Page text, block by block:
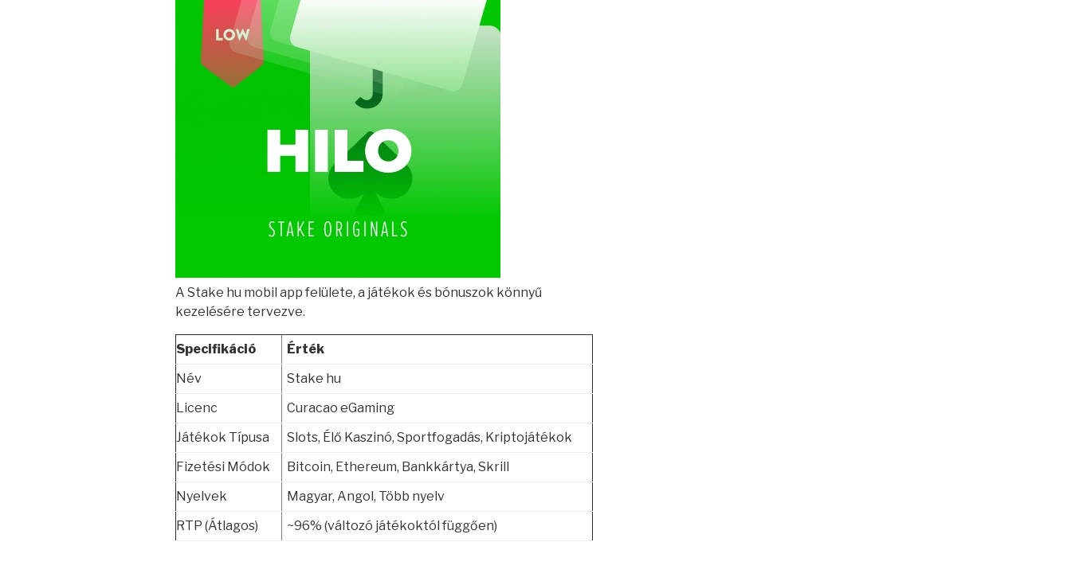
A Stake hu mobil app felülete, a játékok és bónuszok könnyű
kezelésére tervezve.
Specifikáció
Érték
Név
Stake hu
Licenc
Curacao eGaming
Játékok Típusa
Slots, Élő Kaszinó, Sportfogadás, Kriptojátékok
Fizetési Módok
Bitcoin, Ethereum, Bankkártya, Skrill
Nyelvek
Magyar, Angol, Több nyelv
RTP (Átlagos)
~96% (változó játékoktól függően)